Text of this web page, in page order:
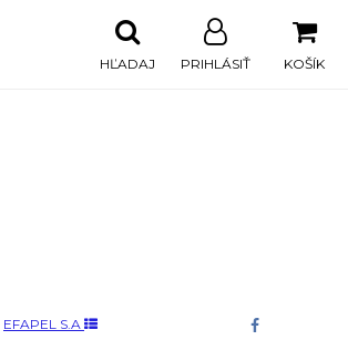
KOŠÍK
PRIHLÁSIŤ
HĽADAJ
EFAPEL S.A